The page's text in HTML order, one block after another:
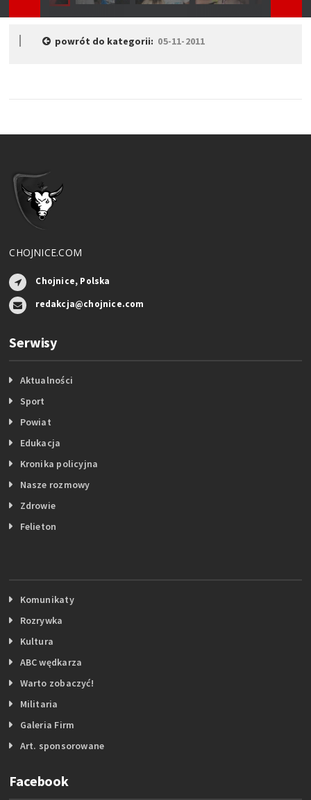
powrót do kategorii: 05-11-2011
CHOJNICE.COM
Chojnice, Polska
redakcja@chojnice.com
Serwisy
Aktualności
Sport
Powiat
Edukacja
Kronika policyjna
Nasze rozmowy
Zdrowie
Felieton
Komunikaty
Rozrywka
Kultura
ABC wędkarza
Warto zobaczyć!
Militaria
Galeria Firm
Art. sponsorowane
Facebook